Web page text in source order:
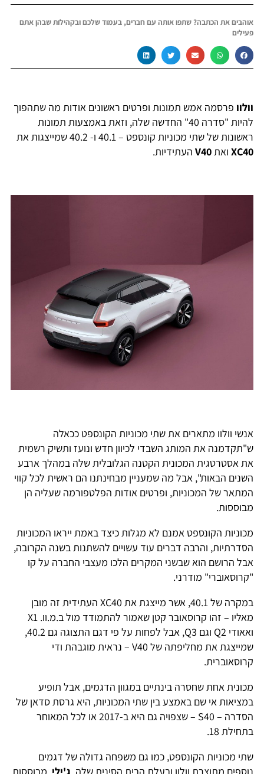
אוהבים את הכתבה? שתפו אותה עם חברים, בעמוד שלכם ובקהילות שבהן אתם
פעילים
וולוו פרסמה אמש תמונות ופרטים ראשונים אודות מה שתהפוך
להיות "סדרה 40" החדשה שלה, וזאת באמצעות תמונות
ראשונות של שתי מכוניות קונספט – 40.1 ו- 40.2 שמייצגות את
XC40 ואתV40 העתידיות.
אנשי וולוו מתארים את שתי מכוניות הקונספט ככאלה
ש"תקדמנה את המותג השבדי לכיוון חדש ונועז ותשיק רשמית
את אסטרטגית המכונית הקטנה הגלובלית שלה במהלך ארבע
השנים הבאות", אבל מה שמעניין מבחינתנו הם ראשית לכל קווי
המתאר של המכוניות, ופרטים אודות הפלטפורמה שעליה הן
מבוססות.
מכוניות הקונספט אמנם לא מגלות כיצד באמת ייראו המכוניות
הסדרתיות, והרבה דברים עוד עשויים להשתנות בשנה הקרובה,
אבל הרושם הוא שבשני המקרים הלכו מעצבי החברה על קו
"קרוסאוברי" מודרני.
במקרה של 40.1, אשר מייצגת את XC40 העתידית זה מובן
מאליו – זהו קרוסאובר קטן שאמור להתמודד מול ב.מ.וו. X1
ואאודי Q2 וגם Q3, אבל לפחות על פי דגם התצוגה גם 40.2,
שמייצגת את מחליפתה של V40 – נראית מוגבהת ודי
קרוסאוברית.
מכונית אחת שחסרה בינתיים במגוון הדגמים, אבל תופיע
במציאות אי שם באמצע בין שתי המכוניות, היא גרסת סדאן של
הסדרה – S40 – שצפויה גם היא ב-2017 או לכל המאוחר
בתחילת 18.
שתי מכוניות הקונספט, כמו גם משפחה גדולה של דגמים
נוספים מתוצרת וולוו ובעלת הבית הסינית שלה, ג'ילי, מבוססות